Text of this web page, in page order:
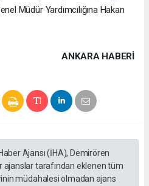
Müdür Yardımcılığına Hakan
ANKARA HABERİ
Ajansı (İHA), Demirören
ajanslar tarafından eklenen tüm
müdahalesi olmadan ajans